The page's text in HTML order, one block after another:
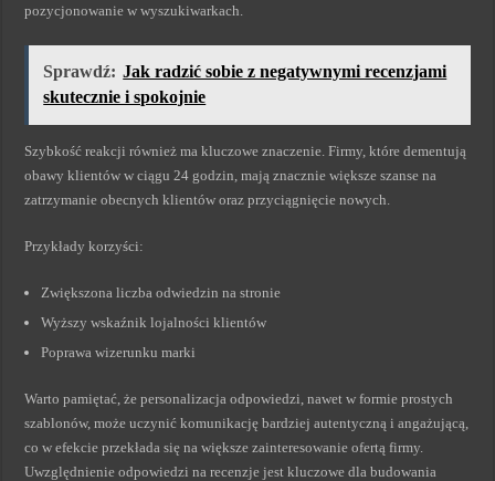
pozycjonowanie w wyszukiwarkach.
Sprawdź: Jak radzić sobie z negatywnymi recenzjami
skutecznie i spokojnie
Szybkość reakcji również ma kluczowe znaczenie. Firmy, które dementują
obawy klientów w ciągu 24 godzin, mają znacznie większe szanse na
zatrzymanie obecnych klientów oraz przyciągnięcie nowych.
Przykłady korzyści:
Zwiększona liczba odwiedzin na stronie
Wyższy wskaźnik lojalności klientów
Poprawa wizerunku marki
Warto pamiętać, że personalizacja odpowiedzi, nawet w formie prostych
szablonów, może uczynić komunikację bardziej autentyczną i angażującą,
co w efekcie przekłada się na większe zainteresowanie ofertą firmy.
Uwzględnienie odpowiedzi na recenzje jest kluczowe dla budowania